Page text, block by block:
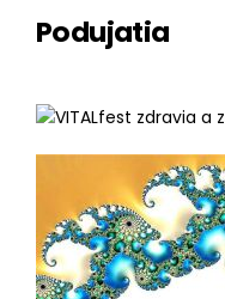
Podujatia